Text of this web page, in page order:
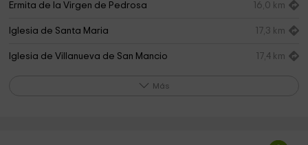
Ermita de la Virgen de Pedrosa 16,0 km
Iglesia de Santa Maria 17,3 km
Iglesia de Villanueva de San Mancio 17,4 km
Ayuntamiento de Torrecilla de la Torre
Más